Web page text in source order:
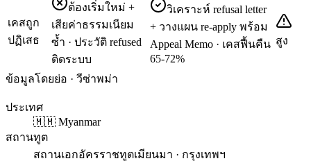
เคสถูก
ปฏิเสธ
ต้องเริ่มใหม่ +
เสียค่าธรรมเนียม
ซ้ำ · ประวัติ refused
ติดระบบ
วิเคราะห์ refusal letter
+ วางแผน re-apply พร้อม
Appeal Memo · เคสฟื้นคืน
65-72%
สูง
ข้อมูลโดยย่อ · วีซ่าพม่า
ประเทศ
🇲🇲 Myanmar
สถานทูต
สถานเอกอัครราชทูตเมียนมา · กรุงเทพฯ